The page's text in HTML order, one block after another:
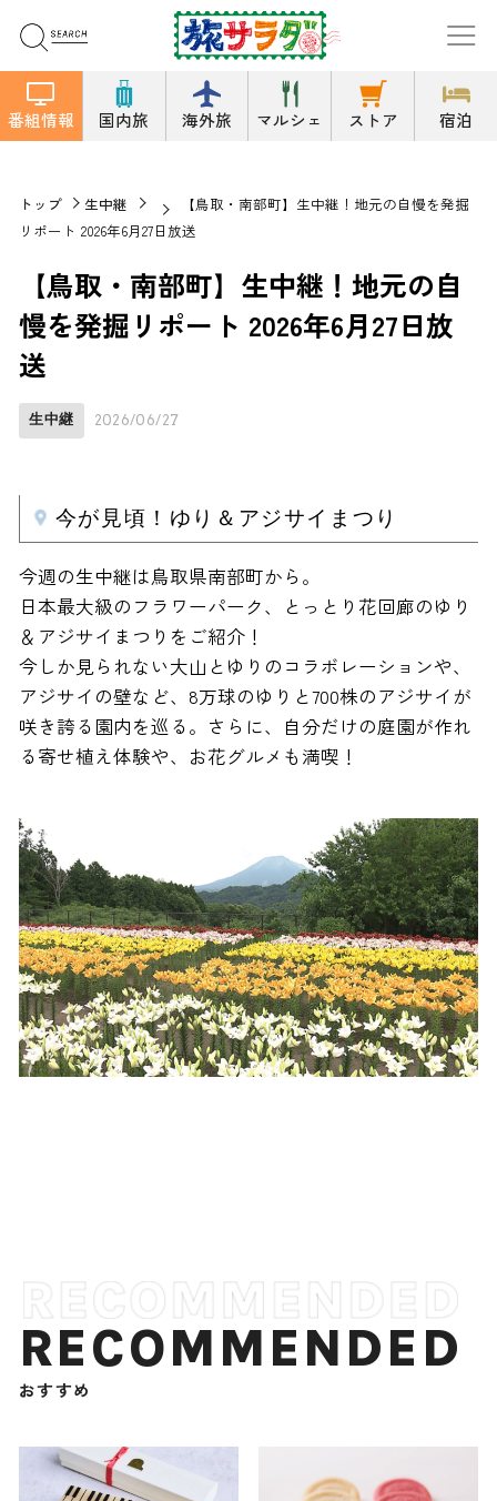
番組情報 国内旅 海外旅 マルシェ ストア 宿泊
トップ 生中継
【鳥取・南部町】生中継！地元の自慢を発掘
リポート 2026年6月27日放送
【鳥取・南部町】生中継！地元の自
慢を発掘リポート 2026年6月27日放
送
生中継 2026/06/27
今が見頃！ゆり＆アジサイまつり
今週の生中継は鳥取県南部町から。
日本最大級のフラワーパーク、とっとり花回廊のゆり
＆アジサイまつりをご紹介！
今しか見られない大山とゆりのコラボレーションや、
アジサイの壁など、8万球のゆりと700株のアジサイが
咲き誇る園内を巡る。さらに、自分だけの庭園が作れ
る寄せ植え体験や、お花グルメも満喫！
RECOMMENDED
おすすめ